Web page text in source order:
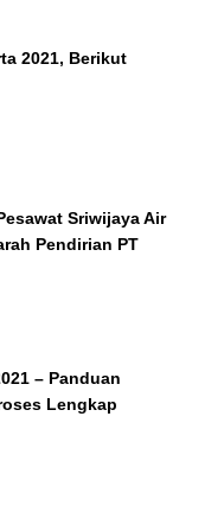
2021, Berikut
Sriwijaya Air
Pendirian PT
– Panduan
Lengkap